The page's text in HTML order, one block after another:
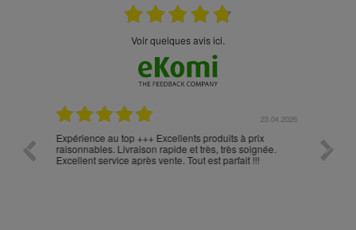
Voir quelques avis ici.
23.04.2026
Expérience au top +++ Excellents produits à prix
raisonnables. Livraison rapide et très, très soignée.
Excellent service après vente. Tout est parfait !!!